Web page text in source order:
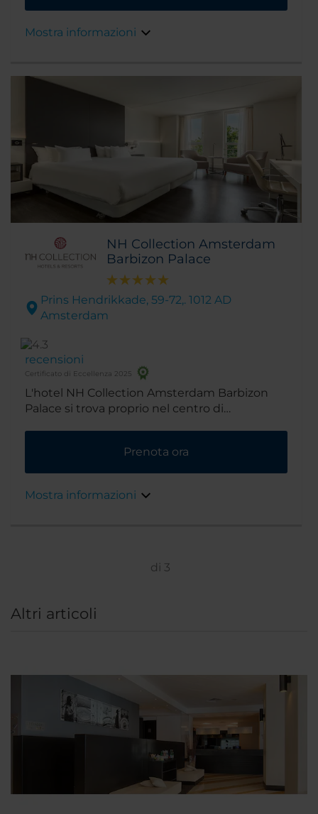
o in metropolitana si raggiunge facilmente il
Mostra informazioni
NH Collection Amsterdam
Barbizon Palace
Prins Hendrikkade, 59-72,. 1012 AD
Amsterdam
recensioni
Certificato di Eccellenza 2025
L'hotel NH Collection Amsterdam Barbizon
Palace si trova proprio nel centro di
L'edificio stesso è un punto di interesse,
risalente al XVII secolo.
Prenota ora
Mostra informazioni
di 3
Altri articoli